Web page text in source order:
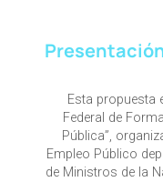
Esta propuesta
Federal de
Pública”,
Empleo Público
de Ministros de la